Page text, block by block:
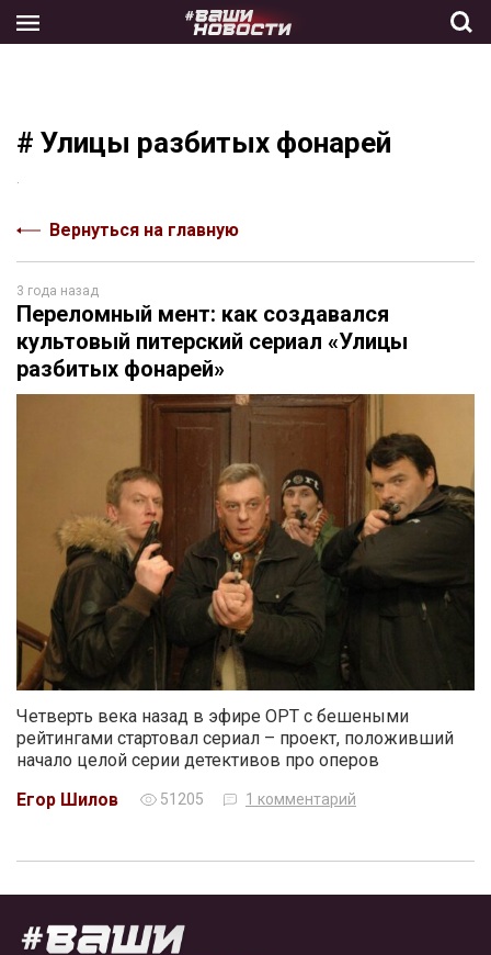
the
# Улицы разбитых фонарей
Вернуться на главную
3 года назад
Переломный мент: как создавался
культовый питерский сериал «Улицы
разбитых фонарей»
Четверть века назад в эфире ОРТ с бешеными
рейтингами стартовал сериал – проект, положивший
начало целой серии детективов про оперов
Егор Шилов
51205 1 комментарий